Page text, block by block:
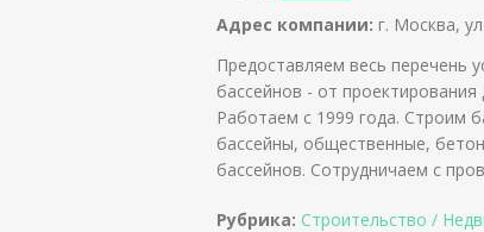
Адрес компании: г. Москва,
Предоставляем весь перечень
бассейнов - от
Работаем с 1999 года. Строим
бассейны, общественные,
бассейнов. Сотрудничаем с
Рубрика: Строительство /